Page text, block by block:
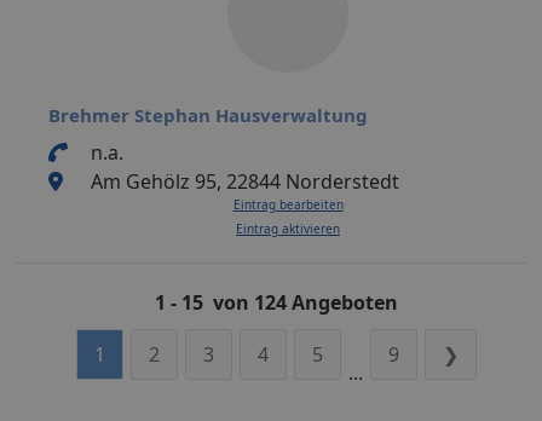
Brehmer Stephan Hausverwaltung
n.a.
Am Gehölz 95, 22844 Norderstedt
Eintrag bearbeiten
Eintrag aktivieren
1 - 15 von 124 Angeboten
1
2 3 4 5
...
9 ❯